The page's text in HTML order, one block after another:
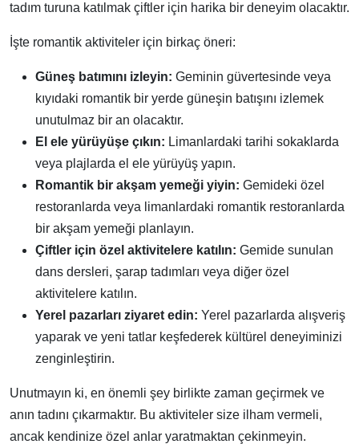
tadım turuna katılmak çiftler için harika bir deneyim olacaktır.
İşte romantik aktiviteler için birkaç öneri:
Güneş batımını izleyin: Geminin güvertesinde veya
kıyıdaki romantik bir yerde güneşin batışını izlemek
unutulmaz bir an olacaktır.
El ele yürüyüşe çıkın: Limanlardaki tarihi sokaklarda
veya plajlarda el ele yürüyüş yapın.
Romantik bir akşam yemeği yiyin: Gemideki özel
restoranlarda veya limanlardaki romantik restoranlarda
bir akşam yemeği planlayın.
Çiftler için özel aktivitelere katılın: Gemide sunulan
dans dersleri, şarap tadımları veya diğer özel
aktivitelere katılın.
Yerel pazarları ziyaret edin: Yerel pazarlarda alışveriş
yaparak ve yeni tatlar keşfederek kültürel deneyiminizi
zenginleştirin.
Unutmayın ki, en önemli şey birlikte zaman geçirmek ve
anın tadını çıkarmaktır. Bu aktiviteler size ilham vermeli,
ancak kendinize özel anlar yaratmaktan çekinmeyin.